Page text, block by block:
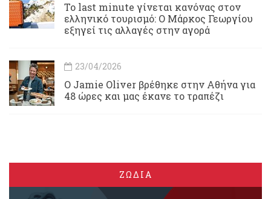
Το last minute γίνεται κανόνας στον
ελληνικό τουρισμό: Ο Μάρκος Γεωργίου
εξηγεί τις αλλαγές στην αγορά
23/04/2026
Ο Jamie Oliver βρέθηκε στην Αθήνα για
48 ώρες και μας έκανε το τραπέζι
ΖΩΔΙΑ